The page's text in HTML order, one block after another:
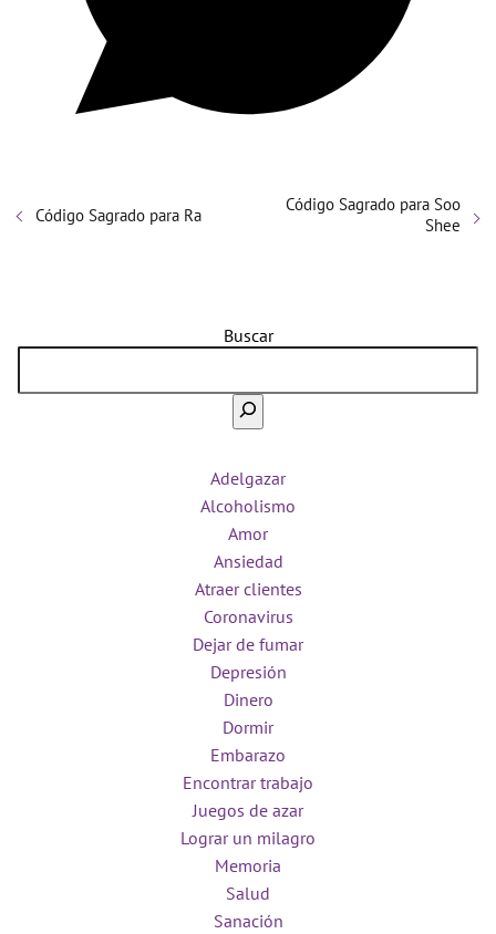
Código Sagrado para Ra
Código Sagrado para Soo
Shee
Buscar
Adelgazar
Alcoholismo
Amor
Ansiedad
Atraer clientes
Coronavirus
Dejar de fumar
Depresión
Dinero
Dormir
Embarazo
Encontrar trabajo
Juegos de azar
Lograr un milagro
Memoria
Salud
Sanación